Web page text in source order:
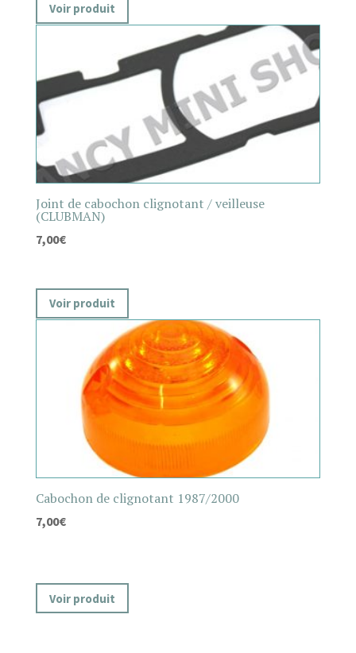
Voir produit
Joint de cabochon clignotant / veilleuse
(CLUBMAN)
7,00€
Voir produit
Cabochon de clignotant 1987/2000
7,00€
Voir produit